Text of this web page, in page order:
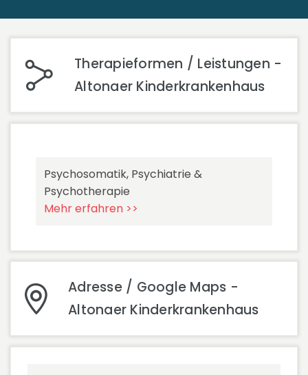
Therapieformen / Leistungen -
Altonaer Kinderkrankenhaus
Psychosomatik, Psychiatrie &
Psychotherapie
Mehr erfahren >>
Adresse / Google Maps -
Altonaer Kinderkrankenhaus